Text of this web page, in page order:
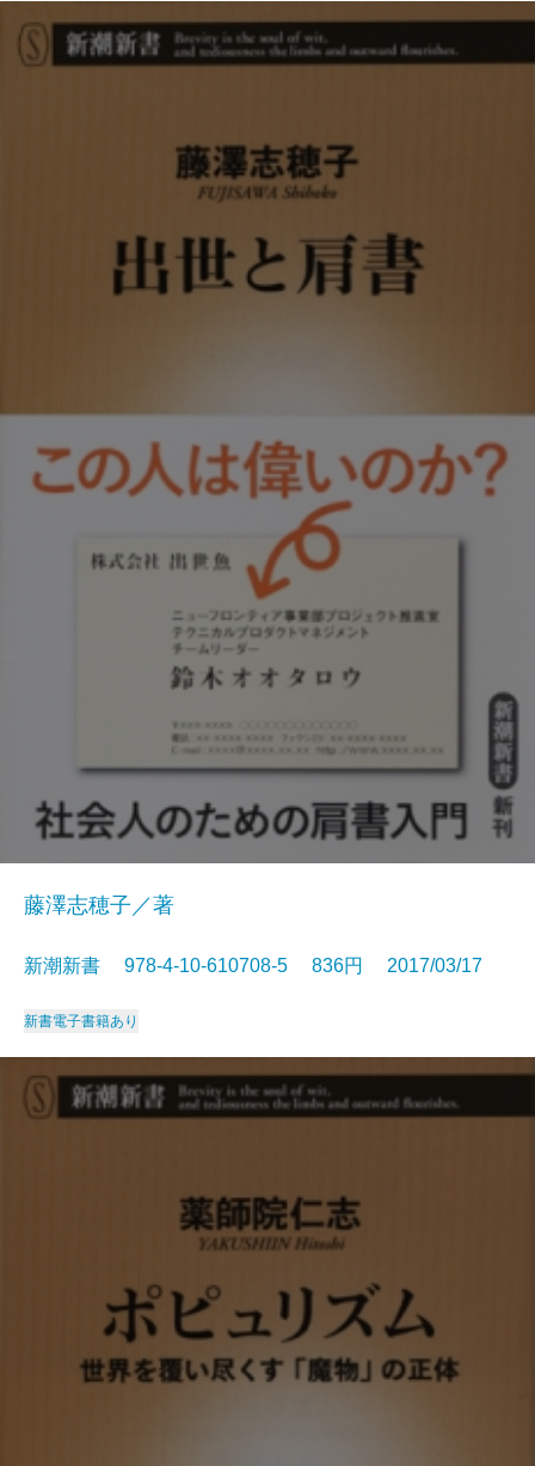
藤澤志穂子／著
新潮新書 978-4-10-610708-5 836円 2017/03/17
新書電子書籍あり